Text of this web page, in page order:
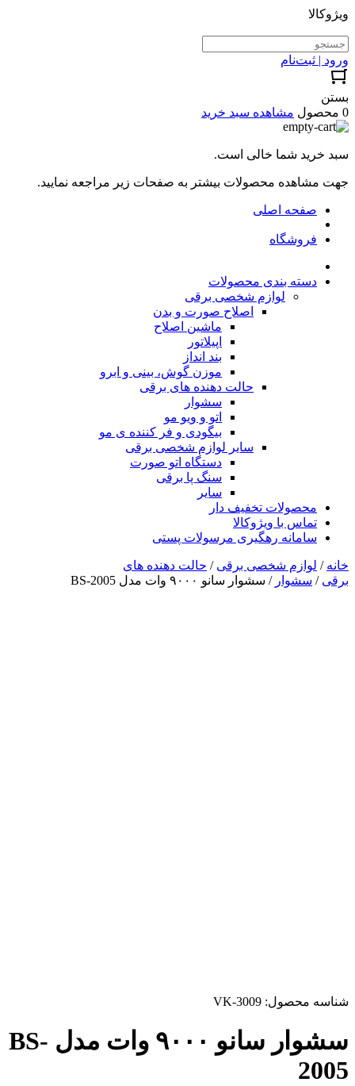
ویژوکالا
ورود | ثبت‌نام
بستن
0 محصول
مشاهده سبد خرید
سبد خرید شما خالی است.
جهت مشاهده محصولات بیشتر به صفحات زیر مراجعه نمایید.
صفحه اصلی
فروشگاه
دسته بندی محصولات
لوازم شخصی برقی
اصلاح صورت و بدن
ماشین اصلاح
اپیلاتور
بند انداز
موزن گوش، بینی و ابرو
حالت دهنده های برقی
سشوار
اتو و ویو مو
بیگودی و فر کننده ی مو
سایر لوازم شخصی برقی
دستگاه اتو صورت
سنگ پا برقی
سایر
محصولات تخفیف دار
تماس با ویژوکالا
سامانه رهگیری مرسولات پستی
خانه / لوازم شخصی برقی / حالت دهنده های
برقی / سشوار / سشوار سانو ۹۰۰۰ وات مدل BS-2005
شناسه محصول: VK-3009
سشوار سانو ۹۰۰۰ وات مدل BS-
2005